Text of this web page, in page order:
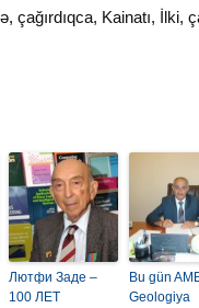
çağırdıqca, Kainatı, İlki,
Лютфи Заде –
100 ЛЕТ
Bu gün
Geologiya